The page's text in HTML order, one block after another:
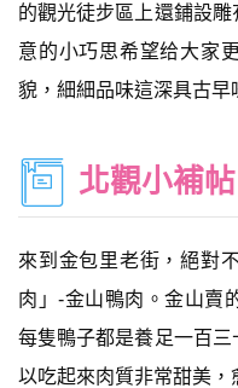
的觀光徒步區上還鋪設
意的小巧思希望给大家
貌，細細品味這深具古早
北觀小補帖
來到金包里老街，絕對
肉」-金山鴨肉。金山賣
每隻鴨子都是養足一百
以吃起來肉質非常甜美，